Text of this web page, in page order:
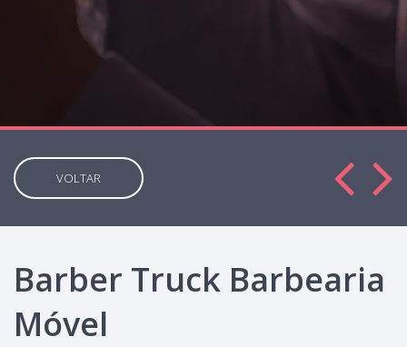
VOLTAR
Barber Truck Barbearia
Móvel